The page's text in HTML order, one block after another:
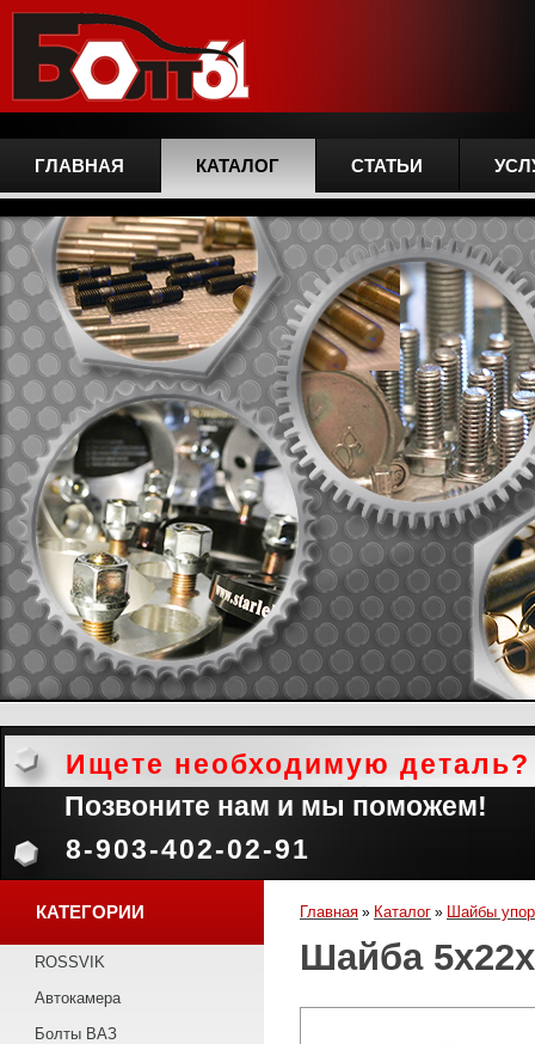
ГЛАВНАЯ КАТАЛОГ СТАТЬИ
Ищете необходимую деталь?
Позвоните нам и мы поможем!
8-903-402-02-91
КАТЕГОРИИ
ROSSVIK
Автокамера
Болты ВАЗ
Главная » Каталог » Шайбы
Шайба